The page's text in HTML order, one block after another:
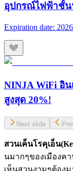
อุปกรณ์ไฟฟ้าชั้
Expiration date:
NINJA WiFi อิ
สูงสุด 20%!
Next slide
สวนเค็นโรคุเอ็น(
นมากๆของเมืองคา